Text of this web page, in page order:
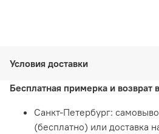
Условия доставки
Бесплатная примерка и
Санкт-Петербург:
(бесплатно) или доставка